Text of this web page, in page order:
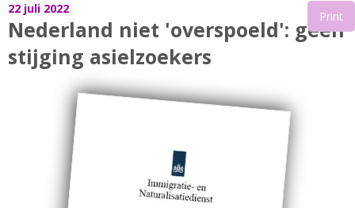
22 juli 2022
Nederland niet 'overspoeld': geen
stijging asielzoekers
Print